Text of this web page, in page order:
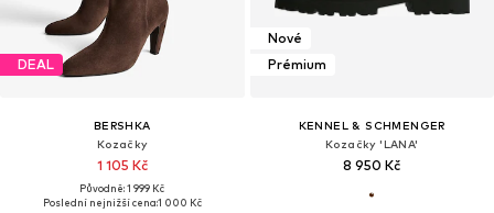
DEAL
BERSHKA
Kozačky
1 105 Kč
Původně: 1 999 Kč
Poslední nejnižší cena:1 000 Kč
Nové
Prémium
KENNEL & SCHMENGER
Kozačky 'LANA'
8 950 Kč